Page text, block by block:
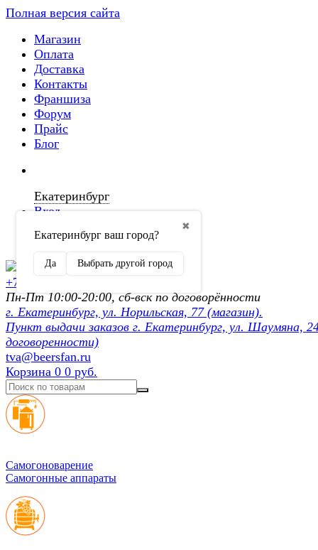
Полная версия сайта
Магазин
Оплата
Доставка
Контакты
Франшиза
Форум
Прайс
Блог
Екатеринбург
✖
Екатеринбург ваш город?
Да Выбрать другой город
Вход
Регистрация
+7 (902) 872-54-70
Пн-Пт 10:00-20:00, сб-вск по договорённости
г. Екатеринбург, ул. Норильская, 77 (магазин).
Пункт выдачи заказов г. Екатеринбург, ул. Шаумяна,
договоренности)
tva@beersfan.ru
Корзина 0 0 руб.
Cамогоноварение
Самогонные аппараты